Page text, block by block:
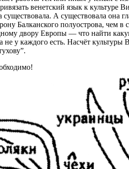
венетский язык к культуре
А существовала
Балканского полуострова,
двору Европы — что найти
не у каждого есть. Насчёт